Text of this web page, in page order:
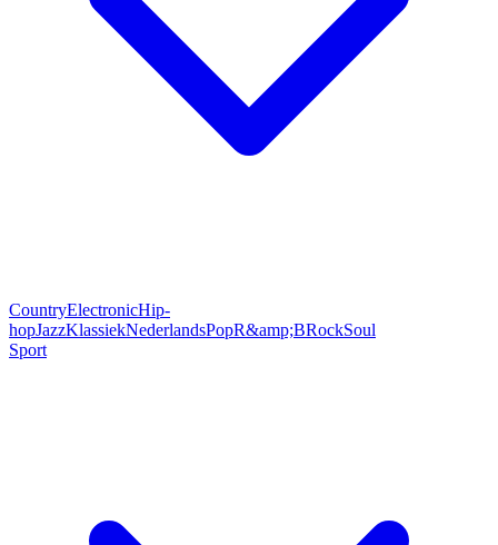
CountryElectronicHip-
hopJazzKlassiekNederlandsPopR&amp;BRockSoul
Sport